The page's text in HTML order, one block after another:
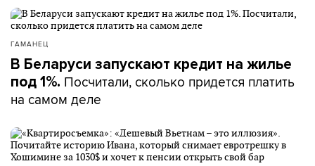
ГАМАНЕЦ
В Беларуси запускают кредит на жилье
под 1%. Посчитали, сколько придется платить
на самом деле